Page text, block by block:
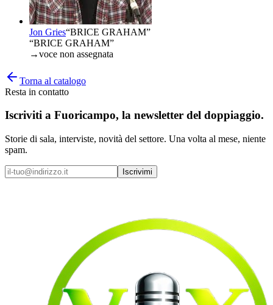
Jon Gries“BRICE GRAHAM”
“BRICE GRAHAM”
→voce non assegnata
Torna al catalogo
Resta in contatto
Iscriviti a Fuoricampo, la newsletter del doppiaggio.
Storie di sala, interviste, novità del settore. Una volta al mese, niente
spam.
Iscrivimi